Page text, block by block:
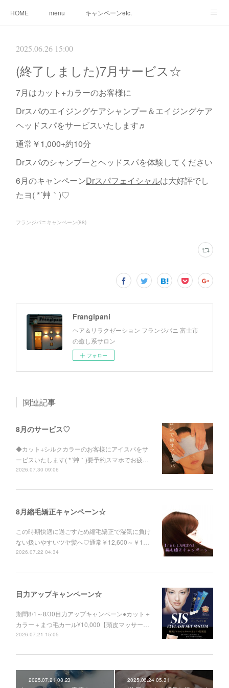
HOME menu キャンペーンetc.
2025.06.26 15:00
(終了しました)7月サービス☆
7月はカット+カラーのお客様に
Drスパのエイジングケアシャンプー＆エイジングケア
ヘッドスパをサービスいたします♬
通常￥1,000+約10分
Drスパのシャンプーとヘッドスパを体験してください
6月のキャンペーンDrスパフェイシャルは大好評でし
たヨ( *´艸｀)♡
フランジパニキャンペーン(88)
Frangipani
ヘア＆リラクゼーション フランジパニ 富士市
の癒し系サロン
フォロー
関連記事
8月のサービス♡
◆カット+シルクカラーのお客様にアイスパをサ
ービスいたします( *´艸｀)要予約スマホでお疲…
2026.07.30 09:06
8月縮毛矯正キャンペーン☆
この時期快適に過ごすため縮毛矯正で湿気に負け
ない扱いやすいツヤ髪へ♡通常￥12,600～￥1…
2026.07.22 04:34
目力アップキャンペーン☆
期間8/1～8/30目力アップキャンペーン●カット＋
カラー＋まつ毛カール¥10,000【頭皮マッサー…
2026.07.21 15:05
2025.07.21 08:23 2025.06.24 05:31